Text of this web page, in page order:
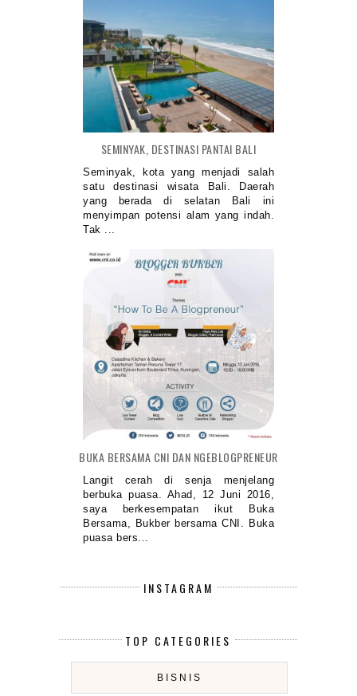
SEMINYAK, DESTINASI PANTAI BALI
Seminyak, kota yang menjadi salah
satu destinasi wisata Bali. Daerah
yang berada di selatan Bali ini
menyimpan potensi alam yang indah.
Tak ...
BUKA BERSAMA CNI DAN NGEBLOGPRENEUR
Langit cerah di senja menjelang
berbuka puasa. Ahad, 12 Juni 2016,
saya berkesempatan ikut Buka
Bersama, Bukber bersama CNI. Buka
puasa bers...
INSTAGRAM
TOP CATEGORIES
BISNIS